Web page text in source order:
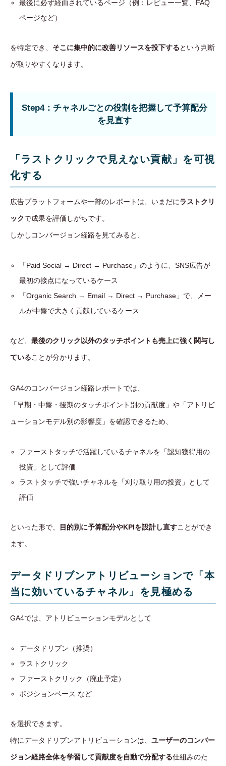
最後に必ず経由されているページ（例：レビュー一覧、FAQ
ページなど）
を特定でき、 そこに集中的に改善リソースを投下するという判断
が取りやすくなります。
Step4：チャネルごとの役割を把握して予算配分
を見直す
「ラストクリックで見えない貢献」を可視
化する
広告プラットフォームや一部のレポートは、いまだにラストクリ
ックで成果を評価しがちです。
しかしコンバージョン経路を見てみると、
「Paid Social → Direct → Purchase」のように、SNS広告が
最初の接点になっているケース
「Organic Search → Email → Direct → Purchase」で、メー
ルが中盤で大きく貢献しているケース
など、 最後のクリック以外のタッチポイントも売上に強く関与し
ていることが分かります。
GA4のコンバージョン経路レポートでは、
「早期・中盤・後期のタッチポイント別の貢献度」や「アトリビ
ューションモデル別の影響度」を確認できるため、
ファーストタッチで活躍しているチャネルを「認知獲得用の
投資」として評価
ラストタッチで強いチャネルを「刈り取り用の投資」として
評価
といった形で、 目的別に予算配分やKPIを設計し直すことができ
ます。
データドリブンアトリビューションで「本
当に効いているチャネル」を見極める
GA4では、アトリビューションモデルとして
データドリブン（推奨）
ラストクリック
ファーストクリック（廃止予定）
ポジションベース など
を選択できます。
特にデータドリブンアトリビューションは、 ユーザーのコンバー
ジョン経路全体を学習して貢献度を自動で分配する仕組みのた